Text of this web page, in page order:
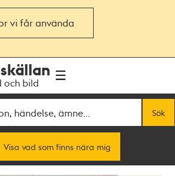
vi får använda
och bild
Sök
Visa vad som finns nära mig